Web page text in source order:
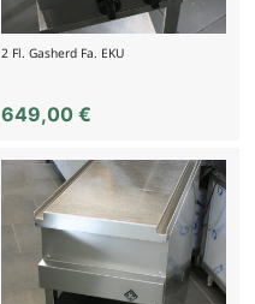
2 Fl. Gasherd Fa. EKU
649,00€